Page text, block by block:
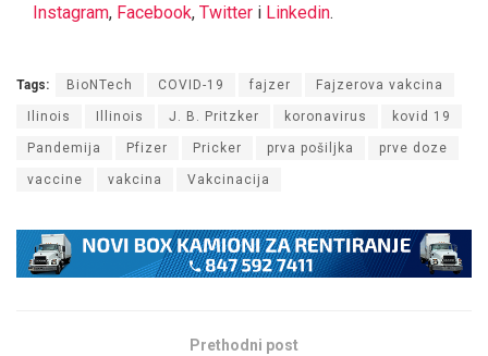
Instagram, Facebook, Twitter i Linkedin.
Tags: BioNTech COVID-19 fajzer Fajzerova vakcina
Ilinois Illinois J. B. Pritzker koronavirus kovid 19
Pandemija Pfizer Pricker prva pošiljka prve doze
vaccine vakcina Vakcinacija
Prethodni post